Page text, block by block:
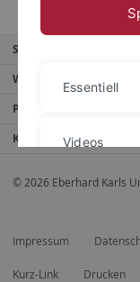
Service
Weitere Angebote
Portale
Kontaktinfo
© 2026 Eberhard Karls
Impressum
Kurz-Link Drucken
Essentiell
Videos